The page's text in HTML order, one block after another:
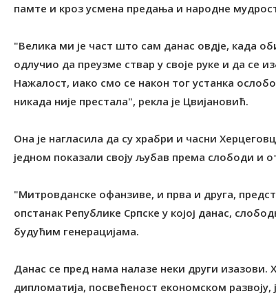
памте и кроз усмена предања и народне
"Велика ми је част што сам данас овдје, када
одлучио да преузме ствар у своје руке и да се
Нажалост, иако смо се након тог устанка
никада није престала", рекла је Цвијановић.
Она је нагласила да су храбри и часни
једном показали своју љубав према слободи и
"Митровданске офанзиве, и прва и друга,
опстанак Републике Српске у којој данас,
будућим генерацијама.
Данас се пред нама налазе неки други изазови.
дипломатија, посвећеност економском